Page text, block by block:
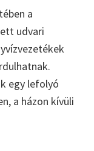
a
udvari
egy lefolyó
a házon kívüli